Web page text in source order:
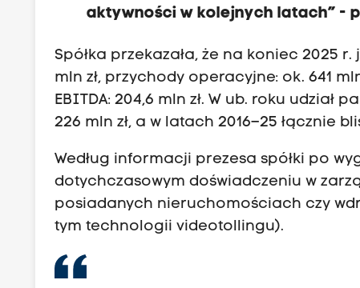
aktywności w kolejnych latach” -
Spółka przekazała, że na koniec 2025
mln zł, przychody operacyjne: ok. 641
EBITDA: 204,6 mln zł. W ub. roku udział
226 mln zł, a w latach 2016–25 łącznie
Według informacji prezesa spółki po
dotychczasowym doświadczeniu w
posiadanych nieruchomościach czy
tym technologii videotollingu).